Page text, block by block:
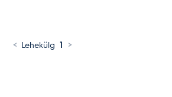
< Lehekülg 1 >